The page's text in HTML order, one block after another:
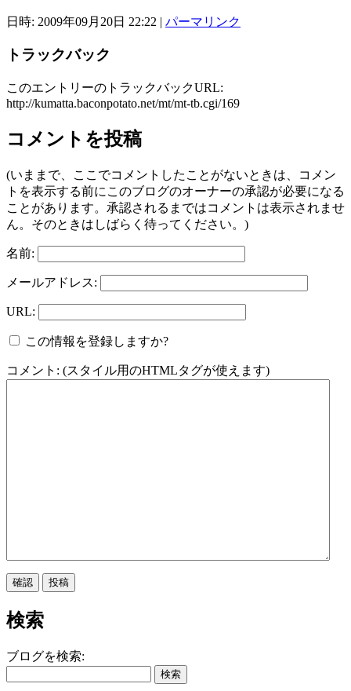
日時: 2009年09月20日 22:22 | パーマリンク
トラックバック
このエントリーのトラックバックURL:
http://kumatta.baconpotato.net/mt/mt-tb.cgi/169
コメントを投稿
(いままで、ここでコメントしたことがないときは、コメン
トを表示する前にこのブログのオーナーの承認が必要になる
ことがあります。承認されるまではコメントは表示されませ
ん。そのときはしばらく待ってください。)
名前:
メールアドレス:
URL:
この情報を登録しますか?
コメント: (スタイル用のHTMLタグが使えます)
検索
ブログを検索: